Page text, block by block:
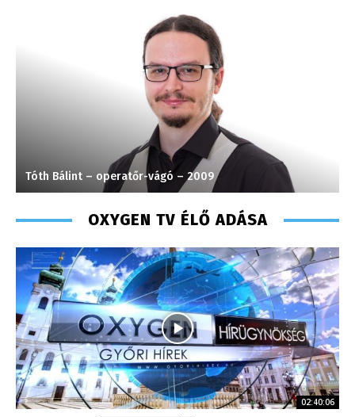
Tóth Bálint – operatőr-vágó – 2009
OXYGEN TV ÉLŐ ADÁSA
02:40:06